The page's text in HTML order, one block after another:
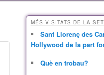
MÉS VISITATS DE LA
Sant Llorenç des
Hollywood de la part
Què en trobau?